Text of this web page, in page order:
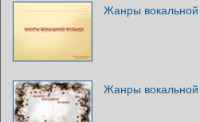
Жанры вокальной
Жанры вокальной